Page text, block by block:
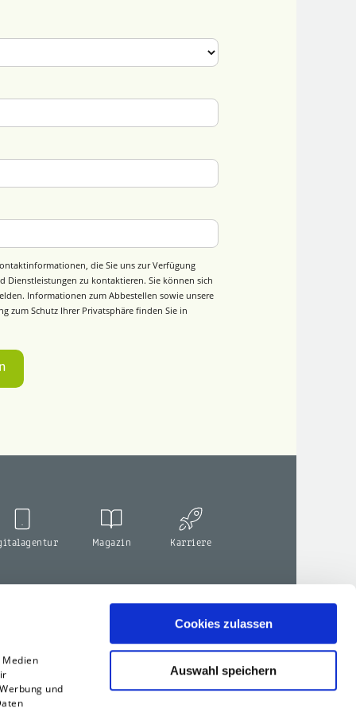
Medien
und
Cookies zulassen
Auswahl speichern
die Sie uns zur Verfügung
Dienstleistungen zu kontaktieren. Sie können sich
Informationen zum Abbestellen sowie unsere
zum Schutz Ihrer Privatsphäre finden Sie in
Magazin Karriere